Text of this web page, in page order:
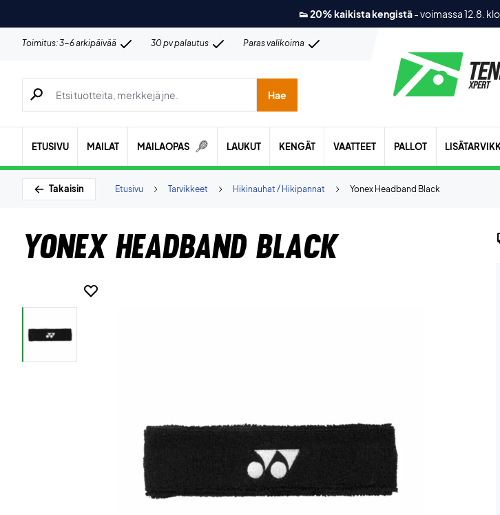
👟 20% kaikista kengistä-voimassa 12.8.
Toimitus: 3-6 arkipäivää 30 pv palautus Paras valikoima
Hae tuotteita, merkkejä jne.
Hae
ETUSIVU MAILAT MAILAOPAS LAUKUT KENGÄT VAATTEET PALLOT
Takaisin Yonex Headband Black
Hikinauhat / Hikipannat
Tarvikkeet
Etusivu
Yonex Headband Black